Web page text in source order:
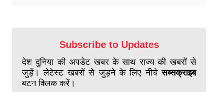
Subscribe to Updates
देश दुनिया की अपडेट खबर के साथ राज्य की खबरों से
जुड़ें। लेटेस्ट खबरों से जुड़ने के लिए नीचेसब्सक्राइब
बटन क्लिक करें।